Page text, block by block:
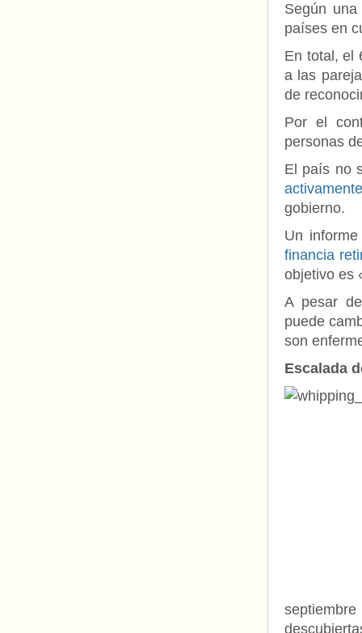
Según
países en
En total, el
a las
de
Por el
personas
El país no
gobierno.
Un
financia
objetivo es
A pesar
puede
son
Escalada